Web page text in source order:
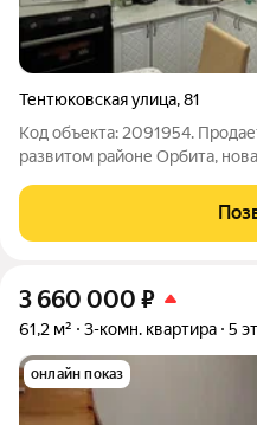
Тентюковская улица,81
Код объекта: 2091954.
развитом районе Орбита,
фильтр для воды,
мебель .Рядом д/с №116,
3 660 000 ₽
61,2 м² 3-комн. квартира 5
онлайн показ